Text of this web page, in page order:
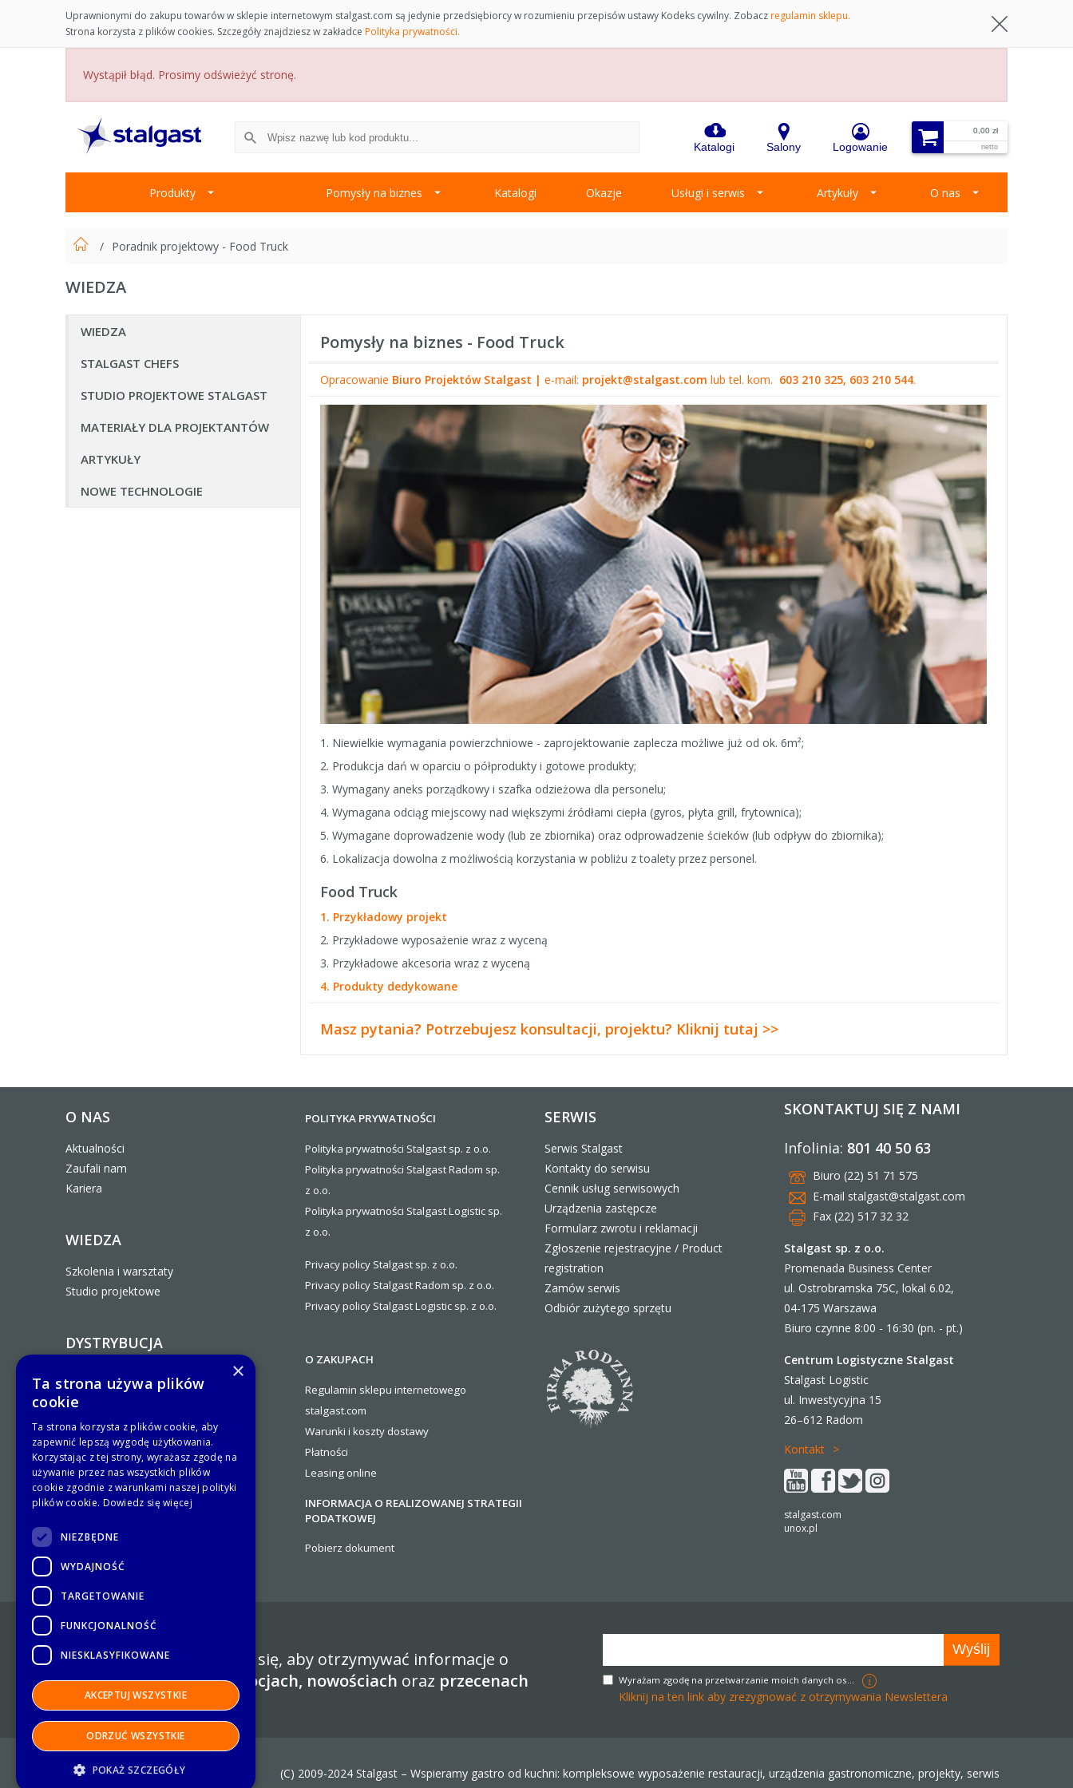
Uprawnionymi do zakupu towarów w sklepie internetowym stalgast.com są jedynie przedsiębiorcy w rozumieniu przepisów ustawy Kodeks cywilny. Zobaczregulamin sklepu.
Strona korzysta z plików cookies. Szczegóły znajdziesz w zakładce Polityka prywatności.
Wystąpił błąd. Prosimy odświeżyć stronę.
Katalogi Salony Logowanie
0,00 zł
netto
Produkty Pomysły na biznes Katalogi Okazje Usługi i serwis Artykuły O nas
Poradnik projektowy - Food Truck
WIEDZA
WIEDZA
STALGAST CHEFS
STUDIO PROJEKTOWE STALGAST
MATERIAŁY DLA PROJEKTANTÓW
ARTYKUŁY
NOWE TECHNOLOGIE
Pomysły na biznes - Food Truck
Opracowanie Biuro Projektów Stalgast | e-mail: projekt@stalgast.com lub tel. kom. 603 210 325, 603 210 544.
1. Niewielkie wymagania powierzchniowe - zaprojektowanie zaplecza możliwe już od ok. 6m²;
2. Produkcja dań w oparciu o półprodukty i gotowe produkty;
3. Wymagany aneks porządkowy i szafka odzieżowa dla personelu;
4. Wymagana odciąg miejscowy nad większymi źródłami ciepła (gyros, płyta grill, frytownica);
5. Wymagane doprowadzenie wody (lub ze zbiornika) oraz odprowadzenie ścieków (lub odpływ do zbiornika);
6. Lokalizacja dowolna z możliwością korzystania w pobliżu z toalety przez personel.
Food Truck
1. Przykładowy projekt
2. Przykładowe wyposażenie wraz z wyceną
3. Przykładowe akcesoria wraz z wyceną
4. Produkty dedykowane
Masz pytania? Potrzebujesz konsultacji, projektu? Kliknij tutaj >>
O NAS
Aktualności
Zaufali nam
Kariera
WIEDZA
Szkolenia i warsztaty
Studio projektowe
DYSTRYBUCJA
Zostań Partnerem Handlowym
Stalgast
Kontakty
Platforma B2B.Stalgast
POLITYKA PRYWATNOŚCI
Polityka prywatności Stalgast sp. z o.o.
Polityka prywatności Stalgast Radom sp.
z o.o.
Polityka prywatności Stalgast Logistic sp.
z o.o.
Privacy policy Stalgast sp. z o.o.
Privacy policy Stalgast Radom sp. z o.o.
Privacy policy Stalgast Logistic sp. z o.o.
O ZAKUPACH
Regulamin sklepu internetowego
stalgast.com
Warunki i koszty dostawy
Płatności
Leasing online
INFORMACJA O REALIZOWANEJ STRATEGII
PODATKOWEJ
Pobierz dokument
SERWIS
Serwis Stalgast
Kontakty do serwisu
Cennik usług serwisowych
Urządzenia zastępcze
Formularz zwrotu i reklamacji
Zgłoszenie rejestracyjne / Product
registration
Zamów serwis
Odbiór zużytego sprzętu
SKONTAKTUJ SIĘ Z NAMI
Infolinia: 801 40 50 63
Biuro (22) 51 71 575
E-mail stalgast@stalgast.com
Fax (22) 517 32 32
Stalgast sp. z o.o.
Promenada Business Center
ul. Ostrobramska 75C, lokal 6.02,
04-175 Warszawa
Biuro czynne 8:00 - 16:30 (pn. - pt.)
Centrum Logistyczne Stalgast
Stalgast Logistic
ul. Inwestycyjna 15
26–612 Radom
Kontakt
stalgast.com
unox.pl
Zapisz się, aby otrzymywać informacje o
promocjach, nowościach oraz przecenach Wyrażam zgodę na przetwarzanie moich danych osobowych w celach marketingowych
Kliknij na ten link aby zrezygnować z otrzymywania Newslettera
(C) 2009-2024 Stalgast – Wspieramy gastro od kuchni: kompleksowe wyposażenie restauracji, urządzenia gastronomiczne, projekty, serwis
×
Ta strona używa plików
cookie
Ta strona korzysta z plików cookie, aby
zapewnić lepszą wygodę użytkowania.
Korzystając z tej strony, wyrażasz zgodę na
używanie przez nas wszystkich plików
cookie zgodnie z warunkami naszej polityki
plików cookie. Dowiedz się więcej
NIEZBĘDNE
WYDAJNOŚĆ
TARGETOWANIE
FUNKCJONALNOŚĆ
NIESKLASYFIKOWANE
AKCEPTUJ WSZYSTKIE
ODRZUĆ WSZYSTKIE
POKAŻ SZCZEGÓŁY